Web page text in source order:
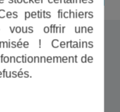
petits fichiers
vous offrir une
! Certains
de